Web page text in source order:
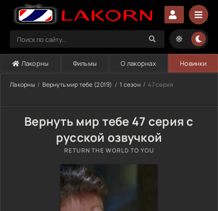
Лакорны Фильмы О лакорнах Новинки
Лакорны Вернуть мир тебе (2019) 1 сезон 47 серия
Вернуть мир тебе 47 серия с
русской озвучкой
RETURN THE WORLD TO YOU